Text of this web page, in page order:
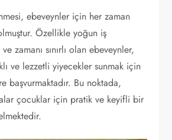
ebeveynler için her zaman
Özellikle yoğun iş
zamanı sınırlı olan ebeveynler,
ve lezzetli yiyecekler sunmak için
başvurmaktadır. Bu noktada,
çocuklar için pratik ve keyifli bir